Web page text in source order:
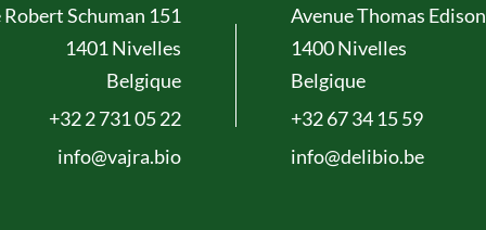
Robert Schuman 151
1401 Nivelles
Belgique
+32 2 731 05 22
info@vajra.bio
Avenue Thomas
1400 Nivelles
Belgique
+32 67 34 15 59
info@delibio.be